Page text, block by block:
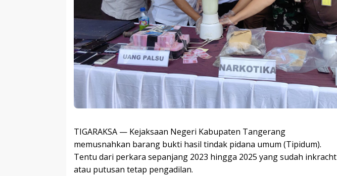
TIGARAKSA — Kejaksaan Negeri Kabupaten Tangerang
memusnahkan barang bukti hasil tindak pidana umum (Tipidum).
Tentu dari perkara sepanjang 2023 hingga 2025 yang sudah inkracht
atau putusan tetap pengadilan.